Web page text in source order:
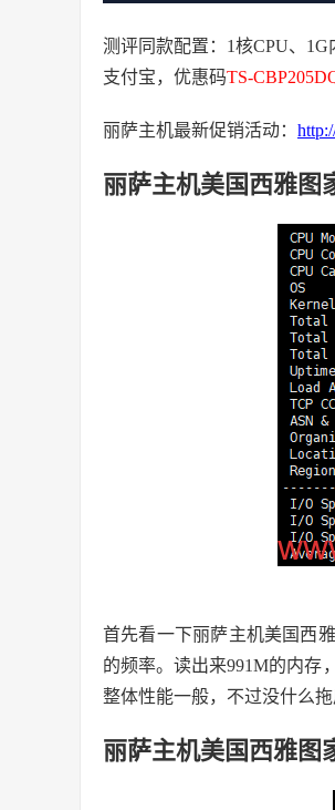
测评同款配置：1核CPU、
支付宝，优惠码TS-
丽萨主机最新促销活动：
丽萨主机美国西雅图
首先看一下丽萨主机美国西
的频率。读出来991M的内存
整体性能一般，不过没什么
丽萨主机美国西雅图